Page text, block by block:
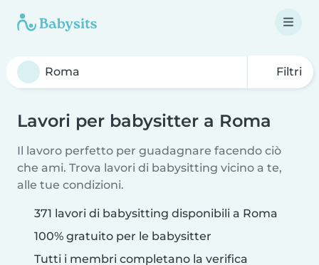
Filtri
Lavori per babysitter a Roma
Il lavoro perfetto per guadagnare facendo ciò
che ami. Trova lavori di babysitting vicino a te,
alle tue condizioni.
371 lavori di babysitting disponibili a Roma
100% gratuito per le babysitter
Tutti i membri completano la verifica